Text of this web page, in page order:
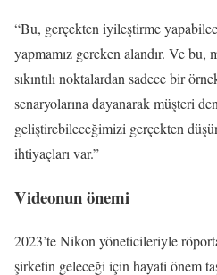
“Bu, gerçekten iyileştirme
yapmamız gereken alandır. Ve
sıkıntılı noktalardan sadece bir
senaryolarına dayanarak müşteri
geliştirebileceğimizi gerçekten
ihtiyaçları var.”
Videonun önemi
2023’te Nikon yöneticileriyle
şirketin geleceği için hayati önem